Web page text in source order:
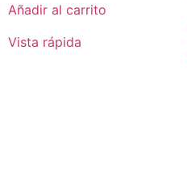
Añadir al carrito
Vista rápida